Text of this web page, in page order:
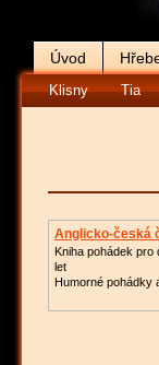
Úvod
Klisny Tia
Anglicko-česká
Kniha pohádek pro
let
Humorné pohádky